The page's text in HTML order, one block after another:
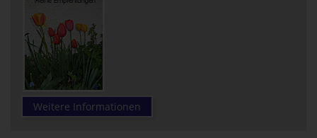
Weitere Informationen